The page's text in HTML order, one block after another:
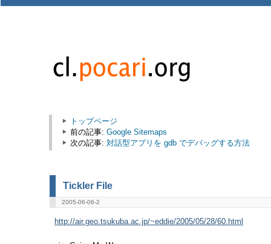
トップページ
前の記事: Google Sitemaps
次の記事: 対話型アプリを gdb でデバッグする方法
Tickler File
2005-06-06-2
http://air.geo.tsukuba.ac.jp/~eddie/2005/05/28/60.html